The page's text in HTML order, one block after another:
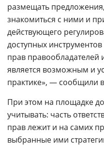
размещать
знакомиться с ними и
действующего
доступных
прав правообладателей
является возможным и
практике», — сообщили
При этом на площадке
учитывать: часть
прав лежит и на самих
выбранные ими